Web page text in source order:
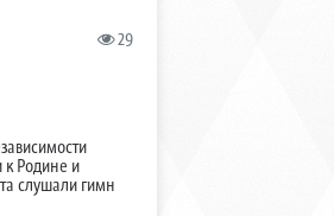
29
к Родине и
слушали гимн